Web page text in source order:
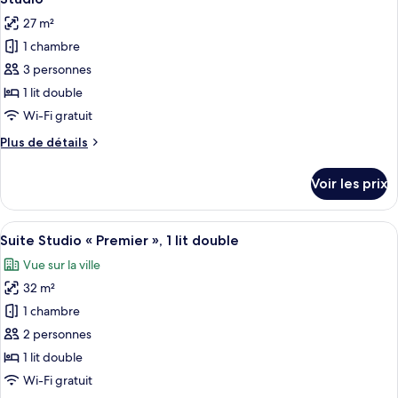
Studio
toutes
les
photos
pour
ce
type
chambre :
27 m²
1 chambre
3 personnes
1 lit double
Wi-Fi gratuit
Plus de détails
Plus
le
type
de
Studio
Voir les prix
Afficher
toutes
les
photos
pour
ce
type
de
Une chambre d’hôtel avec un lit, un
21
Suite Studio « Premier », 1 lit double
Vue sur la ville
32 m²
1 chambre
2 personnes
1 lit double
Wi-Fi gratuit